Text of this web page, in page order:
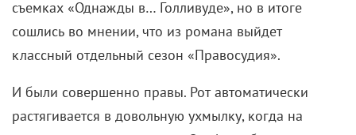
сошлись во мнении, что из романа выйдет
классный отдельный сезон «Правосудия».
растягивается в довольную ухмылку, когда на
экране появляется старина Олифант: бородка